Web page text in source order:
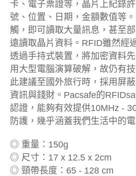
卡、電子票證等，晶片上紀錄
號、位置、日期，金額數值等
觸，即可讀取大量訊息，甚至
遠讀取晶片資料。RFID雖然經
透過手持式裝置，將加密資料
用大型電腦演算破解，故仍有
此建議至國外旅行時，採用屏
資訊與錢財。Pacsafe的
認證，能夠有效提供10MHz -
防護，幾乎涵蓋我們生活中的
◎ 重量：150g
◎ 尺寸：17 x 12.5 x 2cm
◎ 頸帶長度：65 - 128 cm